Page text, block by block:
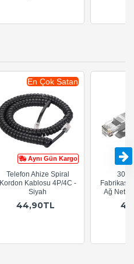
Aynı Gün Kargo
En Çok Satan
Telefon Ahize Spiral
Kordon Kablosu 4P/4C -
Siyah
44,90TL
Ağ